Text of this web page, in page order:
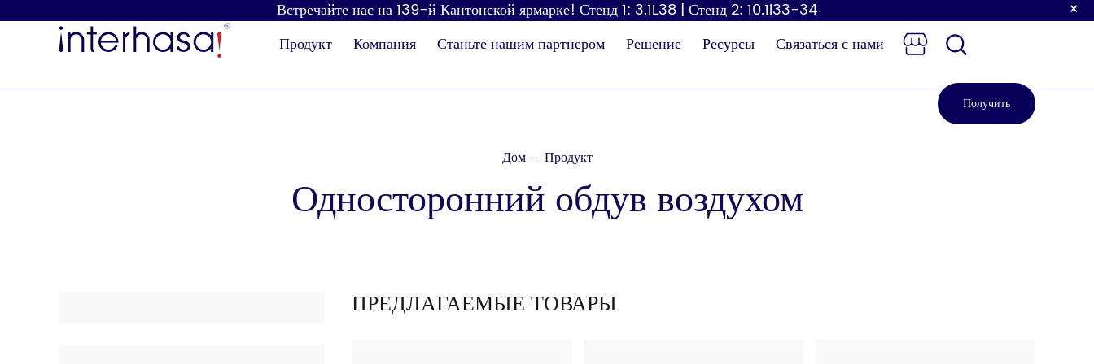
Встречайте нас на 139-й Кантонской ярмарке! Стенд 1: 3.1L38 | Стенд 2: 10.1i33-34 ×
Продукт Компания Станьте нашим партнером Решение Ресурсы Связаться с нами
Получить
Дом - Продукт
Односторонний обдув воздухом
ПРЕДЛАГАЕМЫЕ ТОВАРЫ